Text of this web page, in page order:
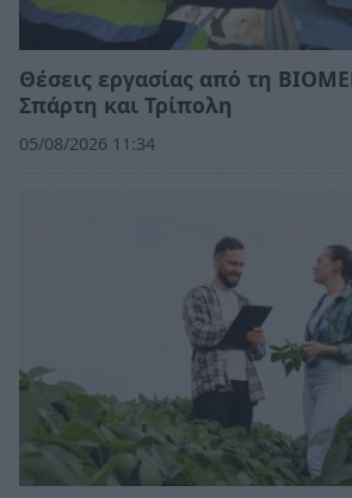
Θέσεις εργασίας από τη
Σπάρτη και Τρίπολη
05/08/2026 11:34